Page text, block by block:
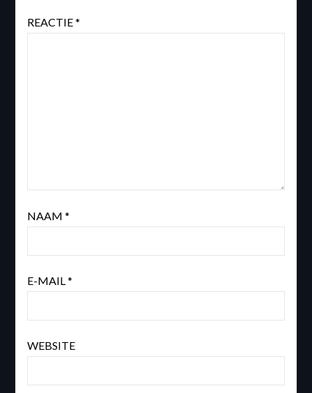
REACTIE*
NAAM *
E-MAIL*
WEBSITE